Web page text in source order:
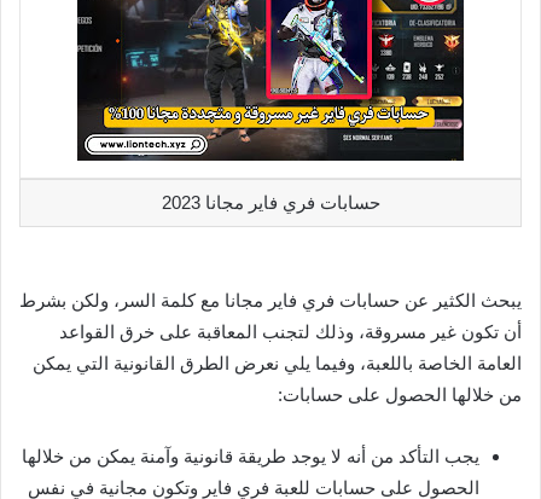
حسابات فري فاير مجانا 2023
يبحث الكثير عن حسابات فري فاير مجانا مع كلمة السر، ولكن بشرط
أن تكون غير مسروقة، وذلك لتجنب المعاقبة على خرق القواعد
العامة الخاصة باللعبة، وفيما يلي نعرض الطرق القانونية التي يمكن
من خلالها الحصول على حسابات:
يجب التأكد من أنه لا يوجد طريقة قانونية وآمنة يمكن من خلالها
الحصول على حسابات للعبة فري فاير وتكون مجانية في نفس